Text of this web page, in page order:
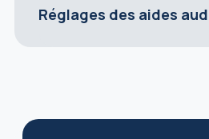
Réglages des aides